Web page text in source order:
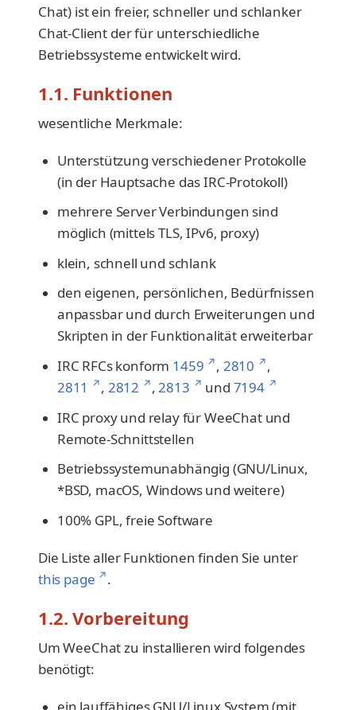
Chat) ist ein freier, schneller und schlanker
Chat-Client der für unterschiedliche
Betriebssysteme entwickelt wird.
1.1. Funktionen
wesentliche Merkmale:
Unterstützung verschiedener Protokolle
(in der Hauptsache das IRC-Protokoll)
mehrere Server Verbindungen sind
möglich (mittels TLS, IPv6, proxy)
klein, schnell und schlank
den eigenen, persönlichen, Bedürfnissen
anpassbar und durch Erweiterungen und
Skripten in der Funktionalität erweiterbar
IRC RFCs konform 1459 ↗, 2810 ↗,
2811 ↗, 2812 ↗,2813 ↗ und 7194 ↗
IRC proxy und relay für WeeChat und
Remote-Schnittstellen
Betriebssystemunabhängig (GNU/Linux,
*BSD, macOS, Windows und weitere)
100% GPL, freie Software
Die Liste aller Funktionen finden Sie unter
this page ↗.
1.2. Vorbereitung
Um WeeChat zu installieren wird folgendes
benötigt: